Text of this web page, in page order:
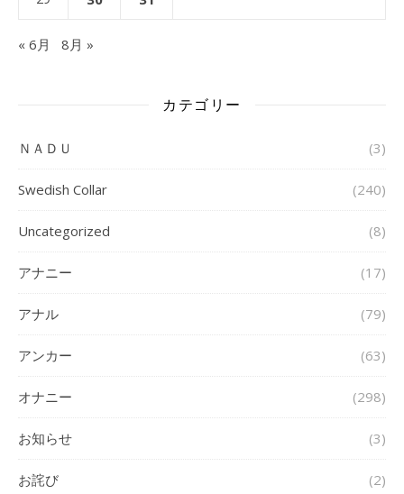
« 6月 8月 »
カテゴリー
ＮＡＤＵ (3)
Swedish Collar (240)
Uncategorized (8)
アナニー (17)
アナル (79)
アンカー (63)
オナニー (298)
お知らせ (3)
お詫び (2)